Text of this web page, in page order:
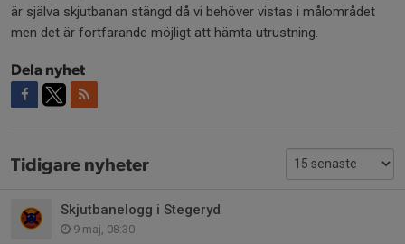
är själva skjutbanan stängd då vi behöver vistas i målområdet
men det är fortfarande möjligt att hämta utrustning.
Dela nyhet
Tidigare nyheter
Skjutbanelogg i Stegeryd
9 maj, 08:30